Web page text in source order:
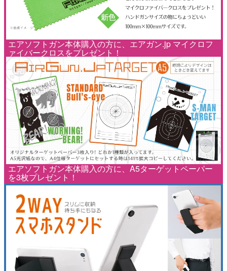
エアソフトガン本体購入の方に、エアガン.jp マイクロフ
ァイバークロスをプレゼント！
エアソフトガン本体購入の方に、A5ターゲットペーパー
を3枚プレゼント！